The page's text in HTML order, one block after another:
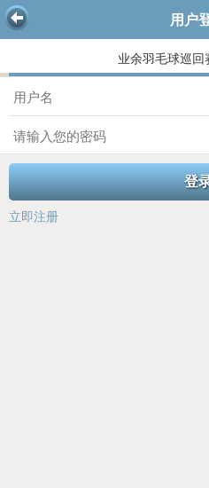
用户
业余羽毛球巡
登
立即注册